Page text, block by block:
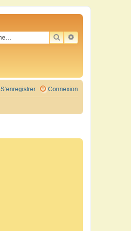
RECHERCHER
RECHERCHE
Connexion
S’enregistrer